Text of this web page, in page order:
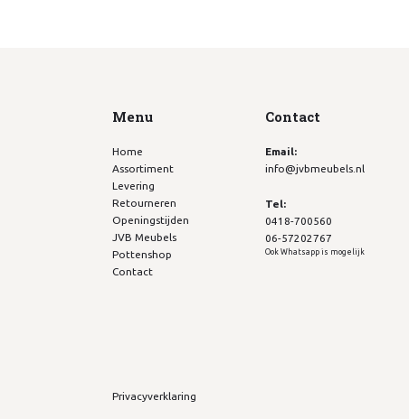
Menu
Home
Assortiment
Levering
Retourneren
Openingstijden
JVB Meubels
Pottenshop
Contact
Contact
Email:
info@jvbmeubels.nl
Tel:
0418-700560
06-57202767
Ook Whatsapp is mogelijk
Privacyverklaring